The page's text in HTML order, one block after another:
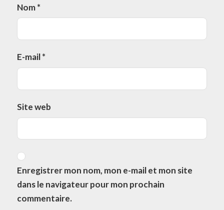
Nom*
E-mail*
Site web
Enregistrer mon nom, mon e-mail et mon site
dans le navigateur pour mon prochain
commentaire.